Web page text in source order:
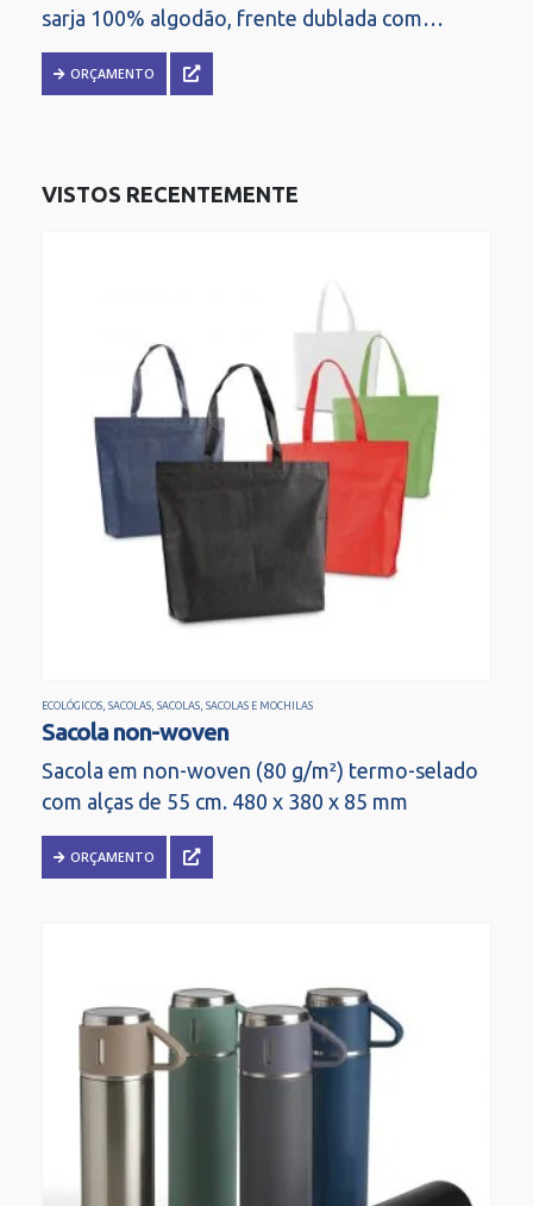
sarja 100% algodão, frente dublada com
entretela de memória. Possui regulador
ajustável strapback.
ORÇAMENTO
VISTOS RECENTEMENTE
ECOLÓGICOS, SACOLAS, SACOLAS, SACOLAS E MOCHILAS
Sacola non-woven
Sacola em non-woven (80 g/m²) termo-selado
com alças de 55 cm. 480 x 380 x 85 mm
ORÇAMENTO